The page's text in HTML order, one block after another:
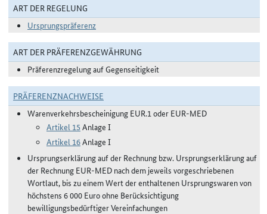
ART DER REGELUNG
Ursprungspräferenz
ART DER PRÄFERENZGEWÄHRUNG
Präferenzregelung auf Gegenseitigkeit
PRÄFERENZNACHWEISE
Warenverkehrsbescheinigung EUR.1 oder EUR-MED
Artikel 15 Anlage I
Artikel 16Anlage I
Ursprungserklärung auf der Rechnung bzw. Ursprungserklärung auf
der Rechnung EUR-MED nach dem jeweils vorgeschriebenen
Wortlaut, bis zu einem Wert der enthaltenen Ursprungswaren von
höchstens 6 000 Euro ohne Berücksichtigung
bewilligungsbedürftiger Vereinfachungen